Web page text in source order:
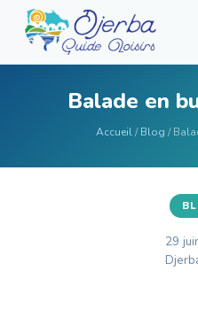
Balade en
Accueil/Blog /
29